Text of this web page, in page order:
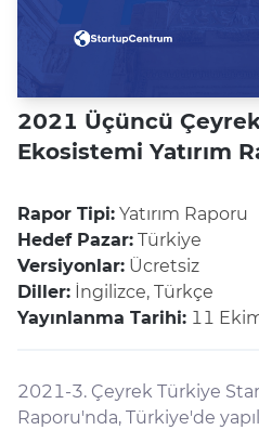
2021 Üçüncü
Ekosistemi Yatırım
Rapor Tipi: Yatırım Raporu
Hedef Pazar: Türkiye
Versiyonlar: Ücretsiz
Diller: İngilizce, Türkçe
Yayınlanma Tarihi: 11
2021-3. Çeyrek Türkiye
Raporu'nda, Türkiye'de